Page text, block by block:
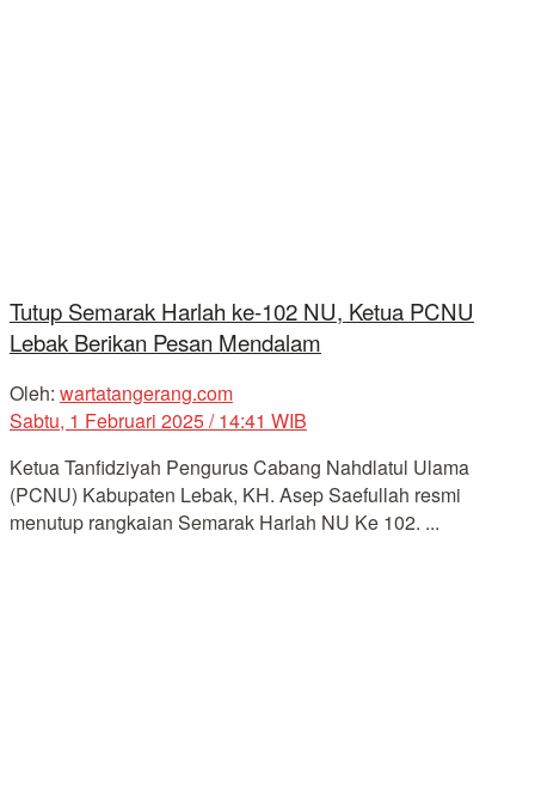
Tutup Semarak Harlah ke-102 NU, Ketua PCNU
Lebak Berikan Pesan Mendalam
Oleh: wartatangerang.com
Sabtu, 1 Februari 2025 / 14:41 WIB
Ketua Tanfidziyah Pengurus Cabang Nahdlatul Ulama
(PCNU) Kabupaten Lebak, KH. Asep Saefullah resmi
menutup rangkaian Semarak Harlah NU Ke 102. ...